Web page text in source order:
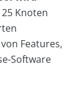
Knoten
Features,
Software